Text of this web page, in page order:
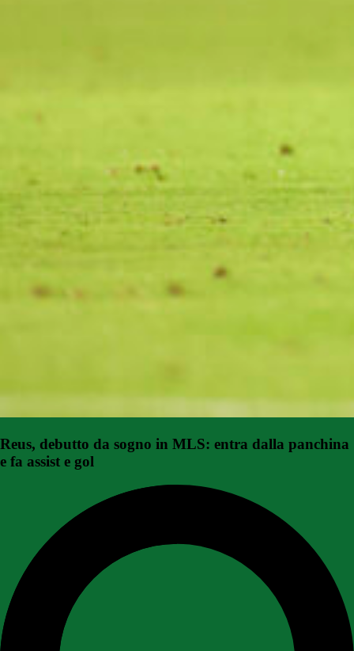
Reus, debutto da sogno in MLS: entra dalla panchina
e fa assist e gol